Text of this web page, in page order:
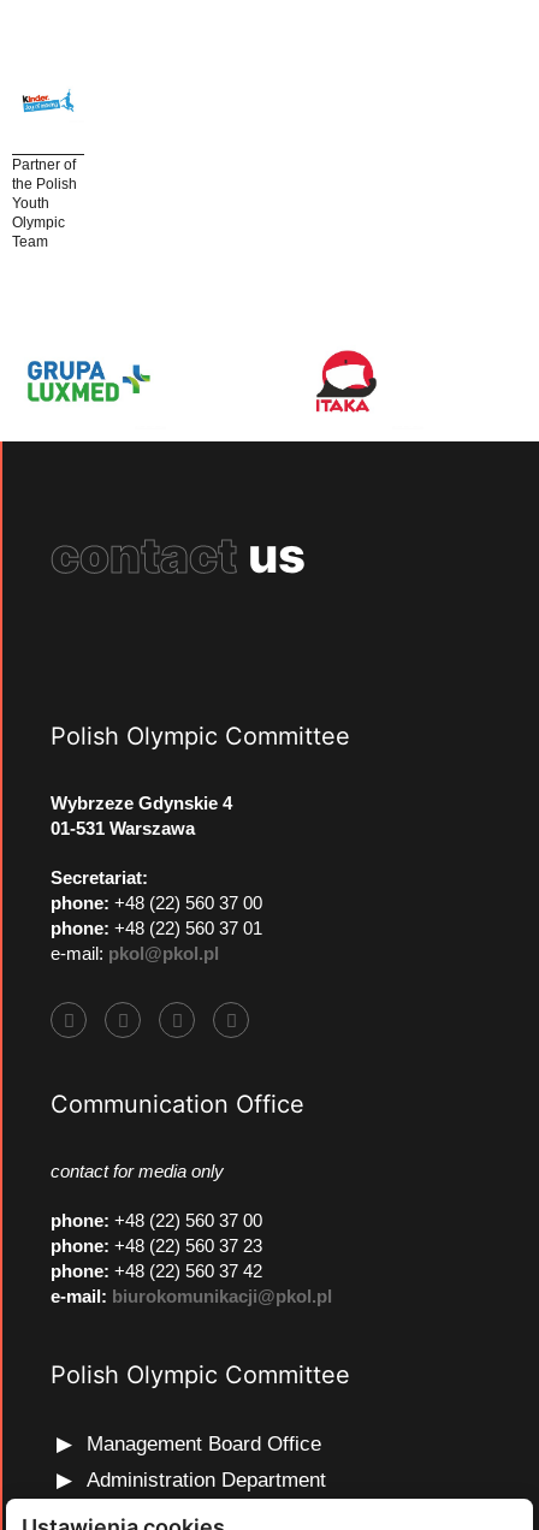
Partner of
the Polish
Youth
Olympic
Team
contact us
Polish Olympic Committee
Wybrzeze Gdynskie 4
01-531 Warszawa
Secretariat:
phone: +48 (22) 560 37 00
phone: +48 (22) 560 37 01
e-mail: pkol@pkol.pl
Communication Office
contact for media only
phone: +48 (22) 560 37 00
phone: +48 (22) 560 37 23
phone: +48 (22) 560 37 42
e-mail: biurokomunikacji@pkol.pl
Polish Olympic Committee
Management Board Office
Administration Department
Marketing and Communications Department